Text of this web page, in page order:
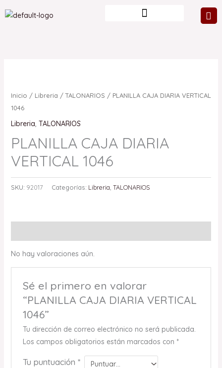
al
Inicio / Libreria /TALONARIOS / PLANILLA CAJA DIARIA VERTICAL
1046
Libreria, TALONARIOS
PLANILLA CAJA DIARIA
VERTICAL 1046
SKU: 92017 Categorías: Libreria TALONARIOS
No hay valoraciones aún.
Sé el primero en valorar
“PLANILLA CAJA DIARIA VERTICAL
1046”
Tu dirección de correo electrónico no será publicada.
Los campos obligatorios están marcados con *
Tu puntuación *